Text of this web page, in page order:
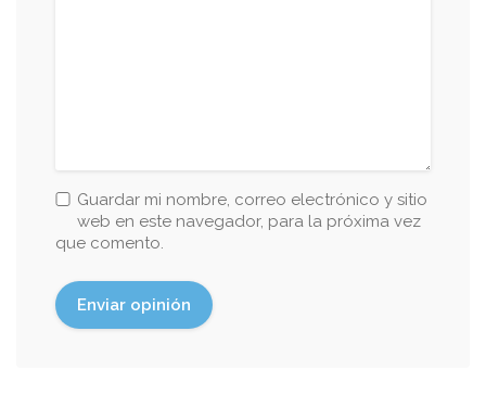
Guardar mi nombre, correo electrónico y sitio
web en este navegador, para la próxima vez
que comento.